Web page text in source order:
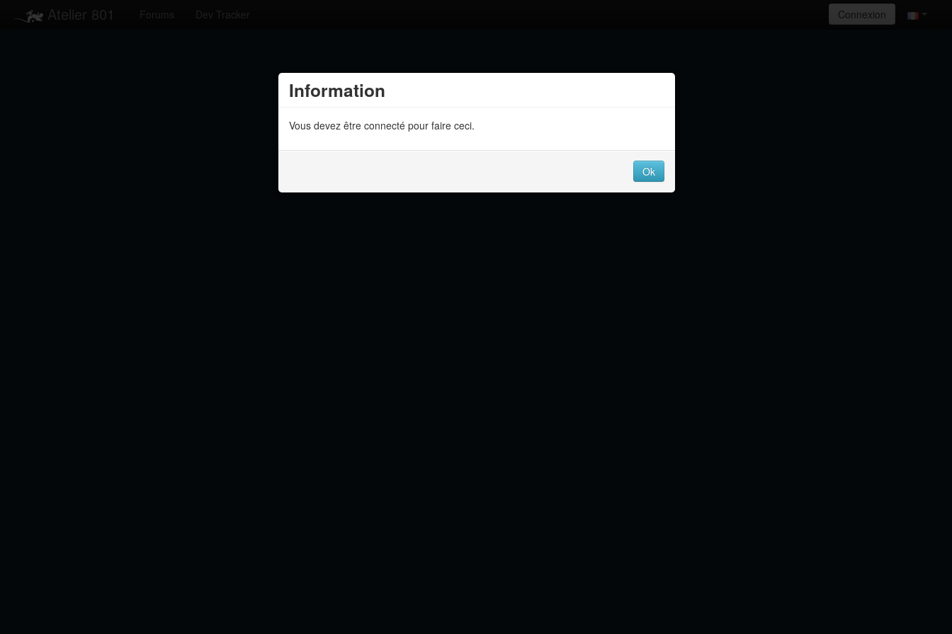
Information
Vous devez être connecté pour faire ceci.
Ok
Atelier 801 Forums Dev Tracker Connexion